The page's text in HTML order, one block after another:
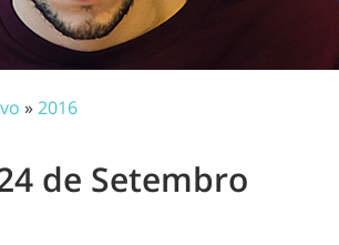
»2016
de Setembro